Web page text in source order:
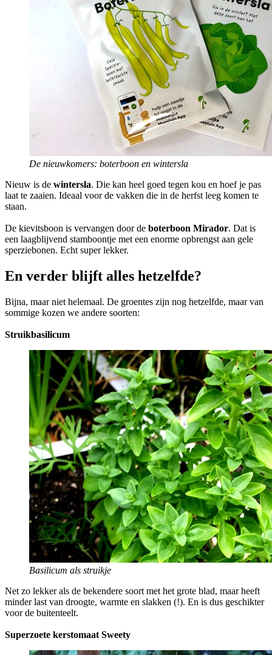
De nieuwkomers: boterboon en wintersla
Nieuw is de wintersla. Die kan heel goed tegen kou en hoef je pas
laat te zaaien. Ideaal voor de vakken die in de herfst leeg komen te
staan.
De kievitsboon is vervangen door de boterboon Mirador. Dat is
een laagblijvend stamboontje met een enorme opbrengst aan gele
sperziebonen. Echt super lekker.
En verder blijft alles hetzelfde?
Bijna, maar niet helemaal. De groentes zijn nog hetzelfde, maar van
sommige kozen we andere soorten:
Struikbasilicum
Basilicum als struikje
Net zo lekker als de bekendere soort met het grote blad, maar heeft
minder last van droogte, warmte en slakken (!). En is dus geschikter
voor de buitenteelt.
Superzoete kerstomaat Sweety